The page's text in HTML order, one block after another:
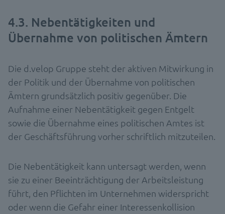
4.3. Nebentätigkeiten und
Übernahme von politischen Ämtern
Die d.velop Gruppe steht der aktiven Mitwirkung in
der Politik und der Übernahme von politischen
Ämtern grundsätzlich positiv gegenüber. Die
Aufnahme einer Nebentätigkeit gegen Entgelt
sowie die Übernahme eines politischen Amtes ist
der Geschäftsführung vorher schriftlich mitzuteilen.
Die Nebentätigkeit kann untersagt werden, wenn
sie zu einer Beeinträchtigung der Arbeitsleistung
führt, den Pflichten im Unternehmen widerspricht
oder wenn die Gefahr einer Interessenkollision